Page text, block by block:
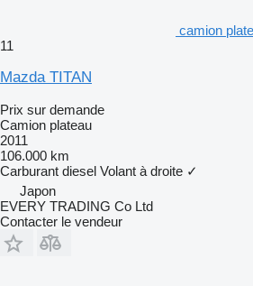
camion
11
Mazda TITAN
Prix sur demande
Camion plateau
2011
106.000 km
Carburant diesel Volant à droite ✓
Japon
EVERY TRADING Co Ltd
Contacter le vendeur